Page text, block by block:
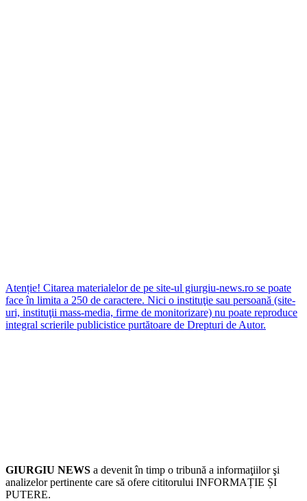
Atenție! Citarea materialelor de pe site-ul giurgiu-news.ro se poate
face în limita a 250 de caractere. Nici o instituţie sau persoană (site-
uri, instituţii mass-media, firme de monitorizare) nu poate reproduce
integral scrierile publicistice purtătoare de Drepturi de Autor.
GIURGIU NEWS a devenit în timp o tribună a informaţiilor şi
analizelor pertinente care să ofere cititorului INFORMAȚIE ȘI
PUTERE.